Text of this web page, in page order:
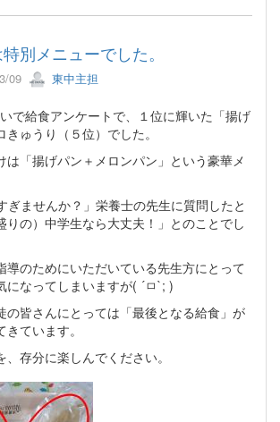
別メニューでした。
09 東中主担
で給食アンケートで、１位に輝いた「揚げ
ゅうり（５位）でした。
は「揚げパン＋メロンパン」という豪華メ
ぎませんか？」栄養士の先生に質問したと
りの）中学生なら大丈夫！」とのことでし
導のためにいただいている先生方にとって
になってしまいますが( ´ㅁ`; )
の皆さんにとっては「最後となる給食」が
ています。
存分に楽しんでください。